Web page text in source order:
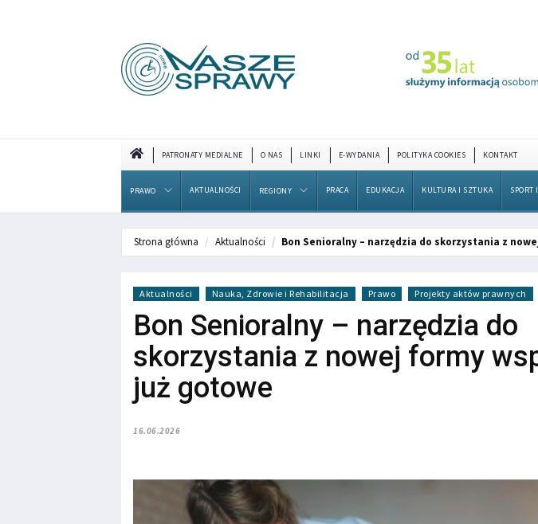
PATRONATY MEDIALNE O NAS LINKI E-WYDANIA POLITYKA COOKIES KONTAKT
PRAWO AKTUALNOŚCI REGIONY PRACA EDUKACJA KULTURA I SZTUKA SPORT
Strona główna Aktualności Bon Senioralny – narzędzia do skorzystania z
Aktualności Nauka, Zdrowie i Rehabilitacja Prawo Projekty aktów prawnych
Bon Senioralny – narzędzia do
skorzystania z nowej formy
już gotowe
16.06.2026